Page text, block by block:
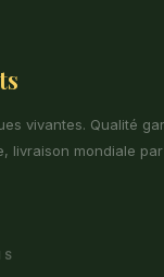
vivantes. Qualité
livraison mondiale par